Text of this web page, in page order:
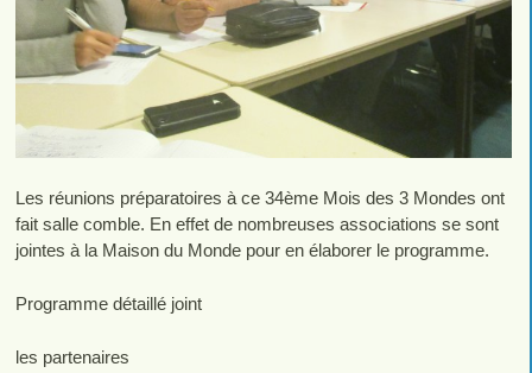
Les réunions préparatoires à ce 34ème Mois des 3 Mondes ont
fait salle comble. En effet de nombreuses associations se sont
jointes à la Maison du Monde pour en élaborer le programme.
Programme détaillé joint
les partenaires